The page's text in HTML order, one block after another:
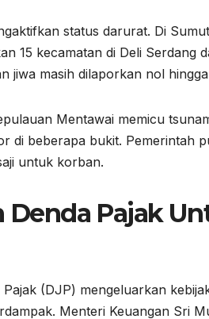
status darurat. Di
15 kecamatan di Deli Serdang
jiwa masih dilaporkan nol
Mentawai memicu
di beberapa bukit. Pemerintah
untuk korban.
Pajak
(DJP) mengeluarkan
Menteri Keuangan Sri